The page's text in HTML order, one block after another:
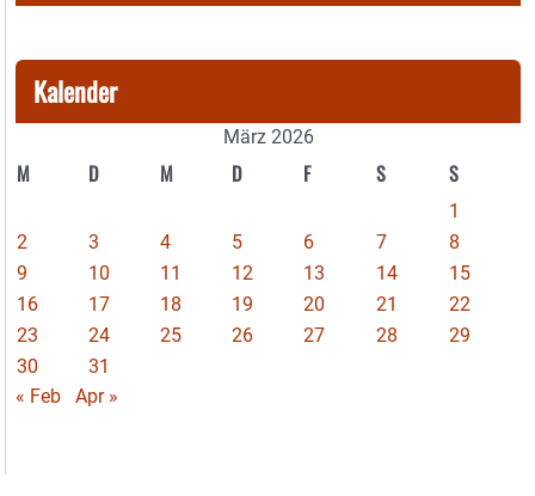
Kalender
März 2026
M D M D F S S
1
2
3 4 5 6 7
8
9
10 11 12 13 14
15
16
17 18 19 20 21
22
23
24 25 26 27 28
29
30
31
« Feb
Apr »